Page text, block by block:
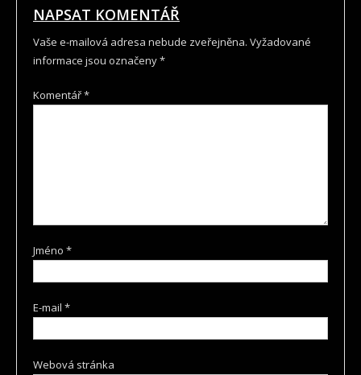
PŘÍSPĚVEK
NAPSAT KOMENTÁŘ
Vaše e-mailová adresa nebude zveřejněna. Vyžadované
informace jsou označeny*
Komentář*
Jméno *
E-mail *
Webová stránka